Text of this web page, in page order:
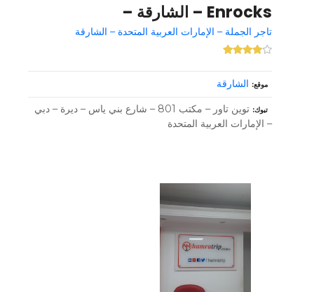
Enrocks – الشارقة –
تاجر الجملة – الإمارات العربية المتحدة – الشارقة
موقع الشارقة
تبوك
توين تاور – مكتب 801 – شارع بني ياس – ديرة – دبي
– الإمارات العربية المتحدة